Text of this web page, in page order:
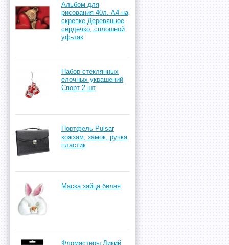
Альбом для
рисования 40л. А4 на
скрепке Деревянное
сердечко, сплошной
уф-лак
Набор стеклянных
елочных украшений
Спорт 2 шт
Портфель Pulsar
кожзам, замок, ручка
пластик
Маска зайца белая
Фломастеры Дикий